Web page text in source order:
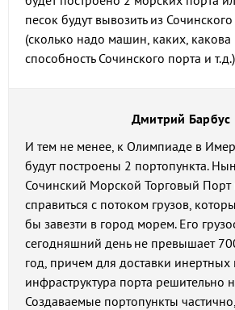
песок будут вывозить из
(сколько надо машин, каких, какова
способность Сочинского порта и т.д.)
Дмитрий Барбус
И тем не менее, к Олимпиаде в
будут построены 2 портопункта.
Сочинский Морской Торговый Порт
справиться с потоком грузов,
бы завезти в город морем. Его
сегодняшний день не превышает
год, причем для доставки инертных
инфраструктура порта решительно
Создаваемые портопункты